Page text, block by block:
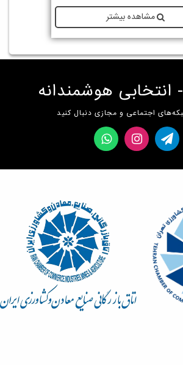
مشاهده بیشتر
- انتخابی هوشمندانه
اجتماعی و مجازی دنبال کنید